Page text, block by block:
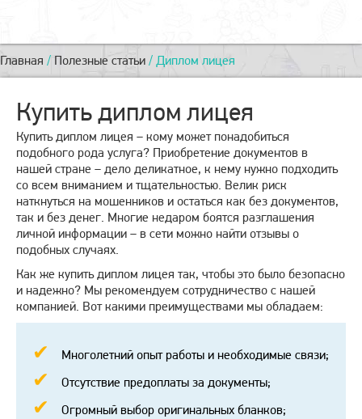
Главная / Полезные статьи / Диплом лицея
Купить диплом лицея
Купить диплом лицея – кому может понадобиться
подобного рода услуга? Приобретение документов в
нашей стране – дело деликатное, к нему нужно подходить
со всем вниманием и тщательностью. Велик риск
наткнуться на мошенников и остаться как без документов,
так и без денег. Многие недаром боятся разглашения
личной информации – в сети можно найти отзывы о
подобных случаях.
Как же купить диплом лицея так, чтобы это было безопасно
и надежно? Мы рекомендуем сотрудничество с нашей
компанией. Вот какими преимуществами мы обладаем:
Многолетний опыт работы и необходимые связи;
Отсутствие предоплаты за документы;
Огромный выбор оригинальных бланков;